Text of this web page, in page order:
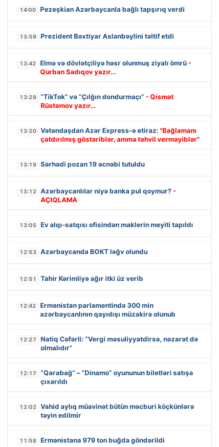
14:00 Pezeşkian Azərbaycanla bağlı tapşırıq verdi
13:59 Prezident Bəxtiyar Aslanbəylini təltif etdi
13:42 Elmə və dövlətçiliyə həsr olunmuş ziyalı ömrü -
Qurban Sadıqov yazır...
13:29 “TikTok” və “Çılğın dondurmaçı” - Qismət
Rüstəmov yazır…
13:20 Vətəndaşdan Azər Express-ə etiraz: "Bağlamanı
çatdırılmış göstəriblər, amma təhvil verməyiblər"
13:19 Sərhədi pozan 19 əcnəbi tutuldu
13:12 Azərbaycanlılar niyə banka pul qoymur? -
AÇIQLAMA
13:05 Ev alqı-satqısı ofisindən maklerin meyiti tapıldı
12:53 Azərbaycanda BOKT ləğv olundu
12:51 Tahir Kərimliyə ağır itki üz verib
12:42
Ermənistan parlamentində 300 min
azərbaycanlının qayıdışı müzakirə olunub
12:27
Natiq Cəfərli: “Vergi məsuliyyətdirsə, nəzarət də
olmalıdır”
12:17
“Qarabağ” – “Dinamo” oyununun biletləri satışa
çıxarıldı
12:02
Vahid aylıq müavinət bütün məcburi köçkünlərə
təyin edilmir
11:58 Ermənistana 979 ton buğda göndərildi